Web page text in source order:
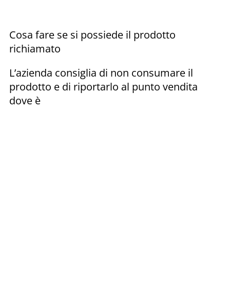
Cosa fare se si possiede il prodotto
richiamato
L’azienda consiglia di non consumare il
prodotto e di riportarlo al punto vendita
dove è